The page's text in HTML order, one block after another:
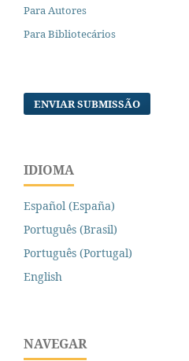
Para Autores
Para Bibliotecários
ENVIAR SUBMISSÃO
IDIOMA
Español (España)
Português (Brasil)
Português (Portugal)
English
NAVEGAR